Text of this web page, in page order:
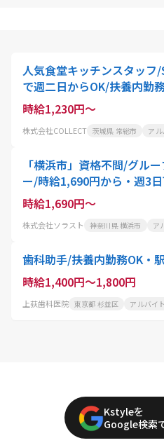
人気食堂キッチンスタッフ
で週二日からOK/扶養内勤
時給1,230円～
株式会社COLLECT 茨城県 常総市 ア
「横浜市」資格不問/グル
ー/時給1,690円から・週3
時給1,690円～
株式会社ソラスト 神奈川県 横浜市 ア
歯科助手/扶養内勤務OK・
時給1,400円～1,800円
上荻歯科医院 東京都 杉並区 アルバイ
Kstyleを
Google検索